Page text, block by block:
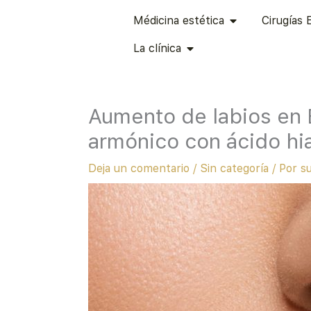
Médicina estética ABRIR MÉDICINA
Cirugías
La clínica
Aumento de labios en
armónico con ácido
Deja un comentario / Sin categoría / Por